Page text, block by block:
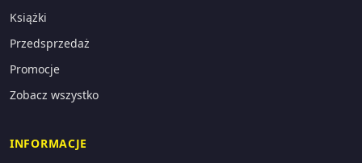
Książki
Przedsprzedaż
Promocje
Zobacz wszystko
INFORMACJE